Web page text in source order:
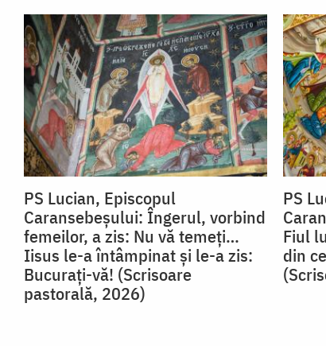
PS Lucian, Episcopul
Caransebeșului: Îngerul, vorbind
femeilor, a zis: Nu vă temeți…
Iisus le-a întâmpinat și le-a zis:
Bucurați-vă! (Scrisoare
pastorală, 2026)
PS
Fiul
din